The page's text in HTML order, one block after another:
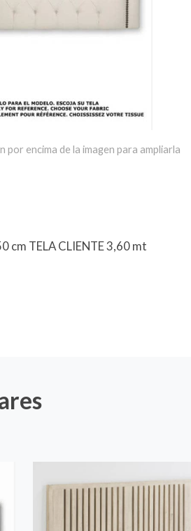
por encima de la imagen para ampliarla
cm TELA CLIENTE 3,60 mt